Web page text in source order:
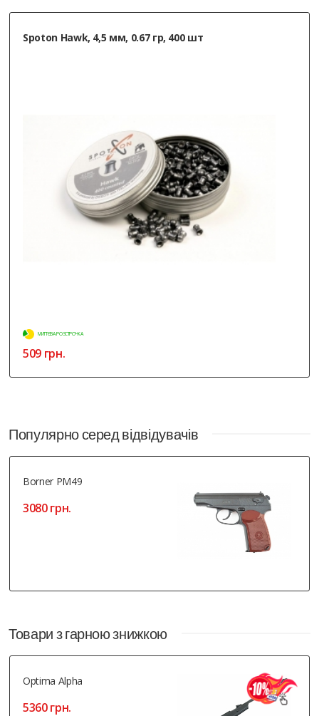
Spoton Hawk, 4,5 мм, 0.67 гр, 400 шт
МИТТЄВА РОЗСТРОЧКА
509 грн.
Популярно серед відвідувачів
Borner PM49
3080 грн.
Товари з гарною знижкою
Optima Alpha
5360 грн.